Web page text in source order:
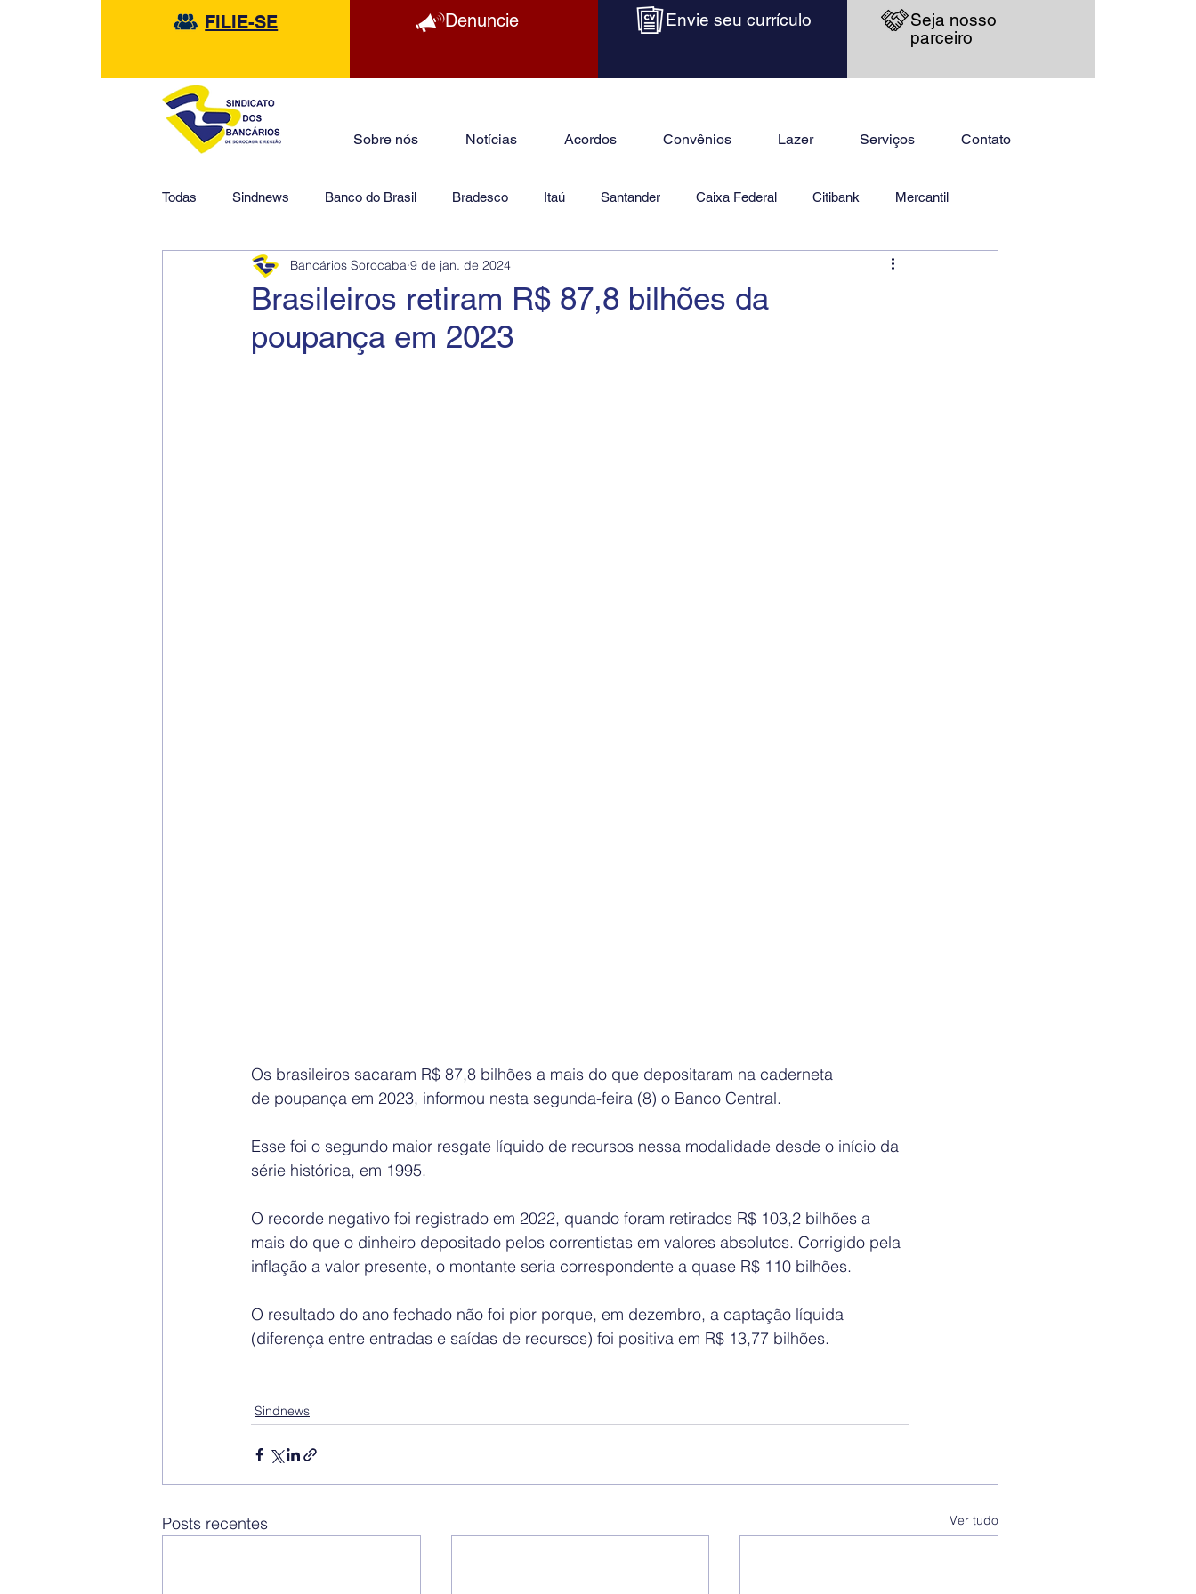
FILIE-SE Denuncie Envie seu currículo
Seja nosso
parceiro
Sobre nós Notícias Acordos Convênios Lazer Serviços Contato
Todas Sindnews Banco do Brasil Bradesco Itaú Santander Caixa Federal Citibank Mercantil
HSBC Financeiras Jurídico
Brasileiros retiram R$ 87,8 bilhões da
poupança em 2023
Bancários Sorocaba 9 de jan. de 2024
Os brasileiros sacaram R$ 87,8 bilhões a mais do que depositaram na caderneta
de poupança em 2023, informou nesta segunda-feira (8) o Banco Central.
Esse foi o segundo maior resgate líquido de recursos nessa modalidade desde o início da
série histórica, em 1995.
O recorde negativo foi registrado em 2022, quando foram retirados R$ 103,2 bilhões a
mais do que o dinheiro depositado pelos correntistas em valores absolutos. Corrigido pela
inflação a valor presente, o montante seria correspondente a quase R$ 110 bilhões.
O resultado do ano fechado não foi pior porque, em dezembro, a captação líquida
(diferença entre entradas e saídas de recursos) foi positiva em R$ 13,77 bilhões.
Sindnews
Posts recentes Ver tudo